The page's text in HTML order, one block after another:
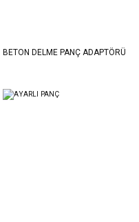
BETON DELME PANÇ ADAPTÖRÜ